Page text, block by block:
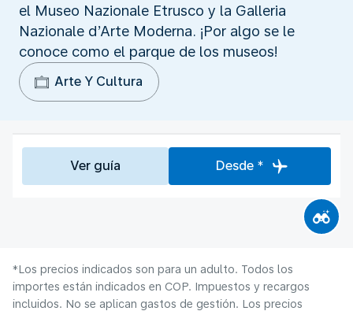
el Museo Nazionale Etrusco y la Galleria
Nazionale d’Arte Moderna. ¡Por algo se le
conoce como el parque de los museos!
Arte Y Cultura
Ver guía Desde *
*Los precios indicados son para un adulto. Todos los
importes están indicados en COP. Impuestos y recargos
incluidos. No se aplican gastos de gestión. Los precios